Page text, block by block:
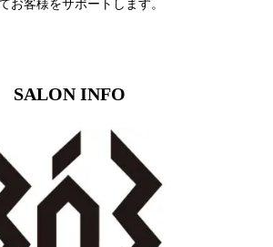
お客様をサポートします。
SALON INFO